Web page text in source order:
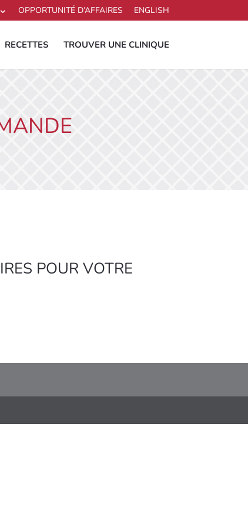
OPPORTUNITÉ D’AFFAIRES ENGLISH
RECETTES TROUVER UNE CLINIQUE
POUR VOTRE